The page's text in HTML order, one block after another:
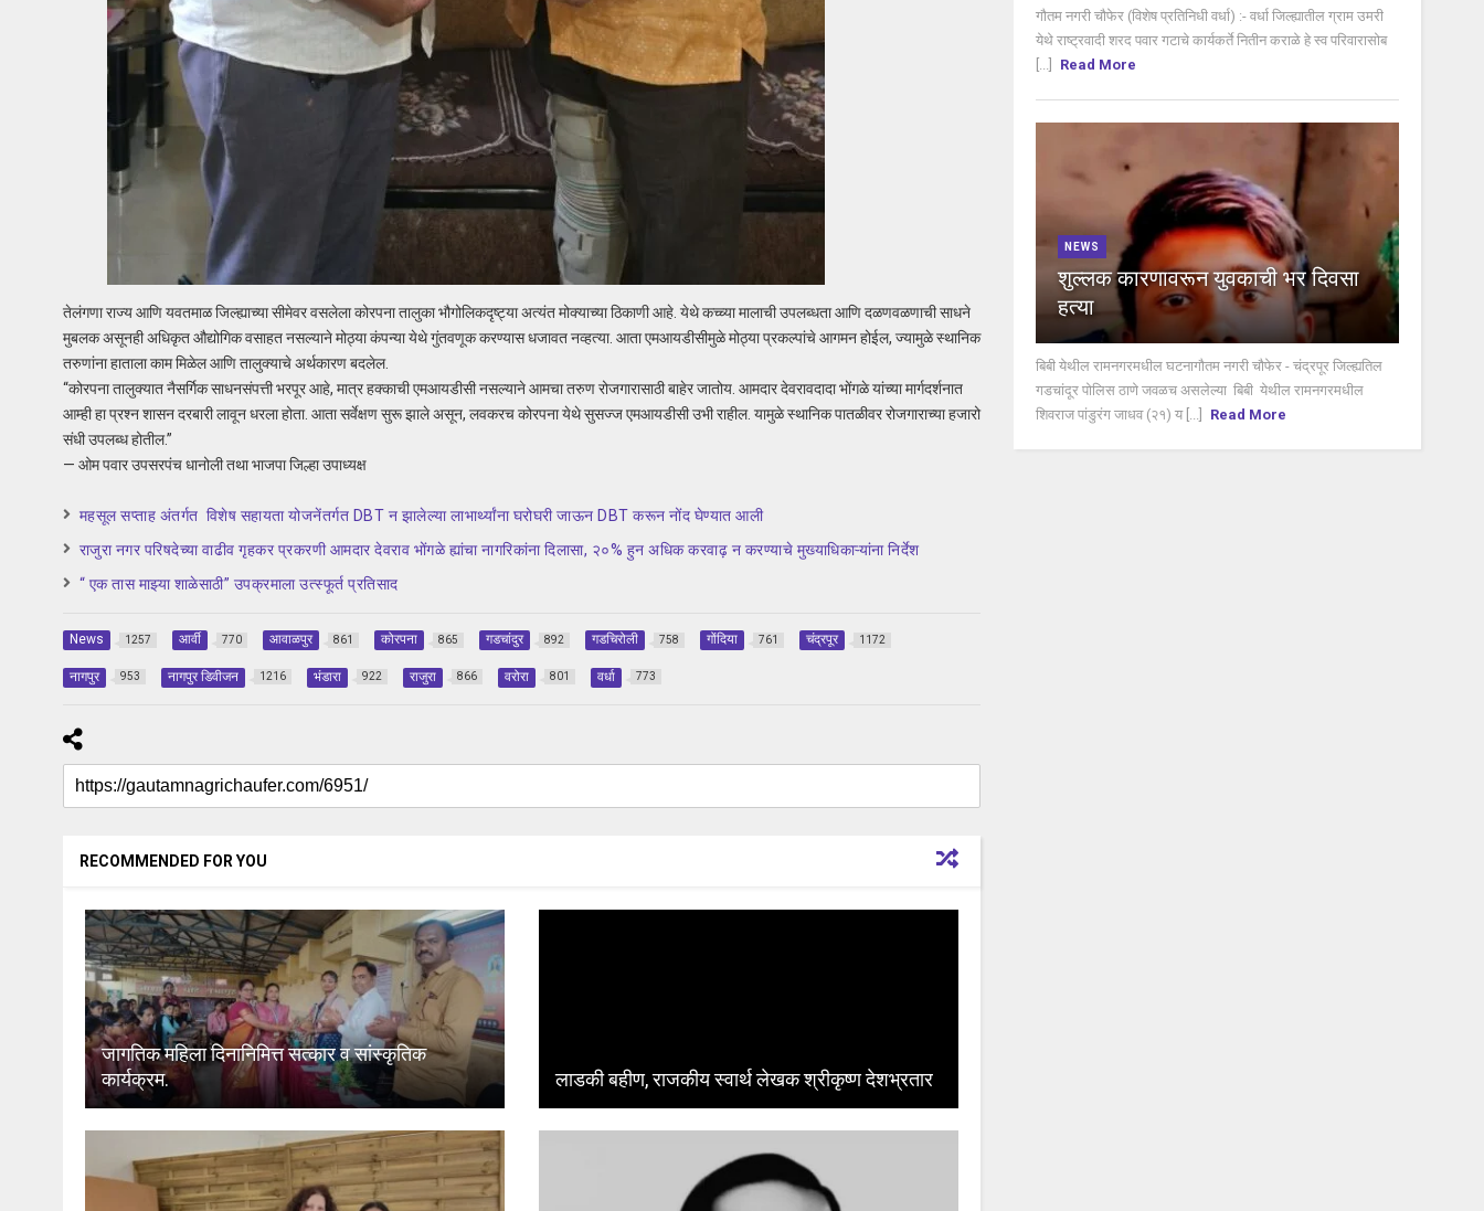
तेलंगणा राज्य आणि यवतमाळ जिल्ह्याच्या सीमेवर वसलेला कोरपना तालुका भौगोलिकदृष्ट्या अत्यंत मोक्याच्या ठिकाणी आहे. येथे कच्च्या मालाची उपलब्धता आणि दळणवळणाची साधने
मुबलक असूनही अधिकृत औद्योगिक वसाहत नसल्याने मोठ्या कंपन्या येथे गुंतवणूक करण्यास धजावत नव्हत्या. आता एमआयडीसीमुळे मोठ्या प्रकल्पांचे आगमन होईल, ज्यामुळे स्थानिक
तरुणांना हाताला काम मिळेल आणि तालुक्याचे अर्थकारण बदलेल.
“कोरपना तालुक्यात नैसर्गिक साधनसंपत्ती भरपूर आहे, मात्र हक्काची एमआयडीसी नसल्याने आमचा तरुण रोजगारासाठी बाहेर जातोय. आमदार देवरावदादा भोंगळे यांच्या मार्गदर्शनात
आम्ही हा प्रश्न शासन दरबारी लावून धरला होता. आता सर्वेक्षण सुरू झाले असून, लवकरच कोरपना येथे सुसज्ज एमआयडीसी उभी राहील. यामुळे स्थानिक पातळीवर रोजगाराच्या हजारो
संधी उपलब्ध होतील.”
— ओम पवार उपसरपंच धानोली तथा भाजपा जिल्हा उपाध्यक्ष
महसूल सप्ताह अंतर्गत विशेष सहायता योजनेंतर्गत DBT न झालेल्या लाभार्थ्यांना घरोघरी जाऊन DBT करून नोंद घेण्यात आली
राजुरा नगर परिषदेच्या वाढीव गृहकर प्रकरणी आमदार देवराव भोंगळे ह्यांचा नागरिकांना दिलासा, २०% हुन अधिक करवाढ़ न करण्याचे मुख्याधिकाऱ्यांना निर्देश
“ एक तास माझ्या शाळेसाठी” उपक्रमाला उत्स्फूर्त प्रतिसाद
News 1257 आर्वी 770 आवाळपुर 861 कोरपना 865 गडचांदुर 892 गडचिरोली 758 गोंदिया 761 चंद्रपूर 1172
नागपुर 953 नागपुर डिवीजन 1216 भंडारा 922 राजुरा 866 वरोरा 801 वर्धा 773
RECOMMENDED FOR YOU
जागतिक महिला दिनानिमित्त सत्कार व सांस्कृतिक
कार्यक्रम.
लाडकी बहीण, राजकीय स्वार्थ लेखक श्रीकृष्ण देशभ्रतार
गौतम नगरी चौफेर (विशेष प्रतिनिधी वर्धा) :- वर्धा जिल्ह्यातील ग्राम उमरी
येथे राष्ट्रवादी शरद पवार गटाचे कार्यकर्ते नितीन कराळे हे स्व परिवारासोब
Read More
NEWS
शुल्लक कारणावरून युवकाची भर दिवसा
हत्या
बिबी येथील रामनगरमधील घटनागौतम नगरी चौफेर - चंद्रपूर जिल्ह्यतिल
गडचांदूर पोलिस ठाणे जवळच असलेल्या बिबी येथील रामनगरमधील
शिवराज पांडुरंग जाधव (२१) य [...]
Read More